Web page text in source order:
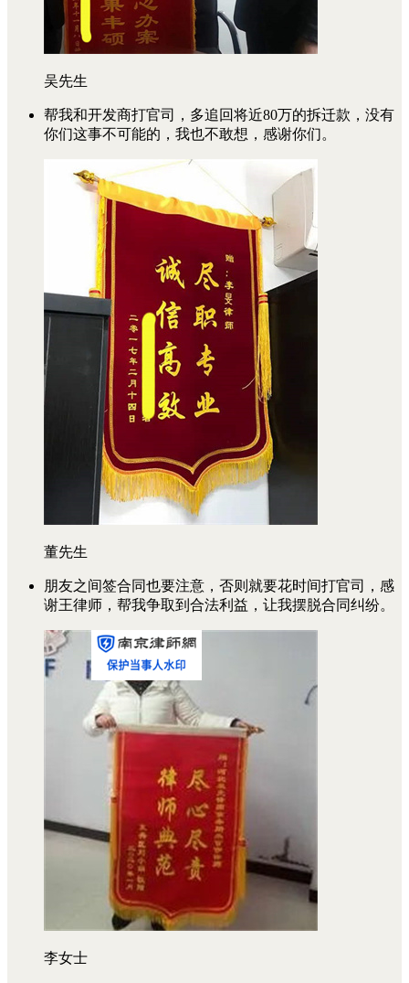
吴先生
帮我和开发商打官司，多追回将近80万的拆迁款，没有
你们这事不可能的，我也不敢想，感谢你们。
董先生
朋友之间签合同也要注意，否则就要花时间打官司，感
谢王律师，帮我争取到合法利益，让我摆脱合同纠纷。
李女士